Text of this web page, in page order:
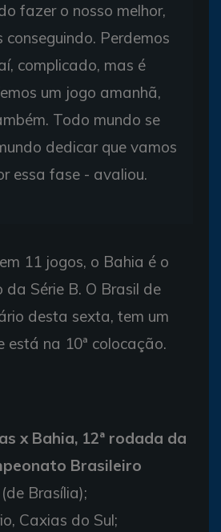
fazer o nosso melhor,
conseguindo. Perdemos
complicado, mas é
um jogo amanhã,
Todo mundo se
dedicar que vamos
essa fase - avaliou.
11 jogos, o Bahia é o
Série B. O Brasil de
desta sexta, tem um
está na 10ª colocação.
x Bahia, 12ª rodada da
Brasileiro
Brasília);
Caxias do Sul;